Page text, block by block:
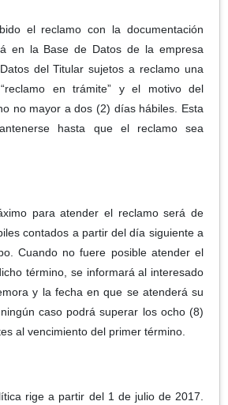
el reclamo con la documentación
en la Base de Datos de la empresa
del Titular sujetos a reclamo una
en trámite” y el motivo del
no mayor a dos (2) días hábiles. Esta
hasta que el reclamo sea
para atender el reclamo será de
contados a partir del día siguiente a
Cuando no fuere posible atender el
término, se informará al interesado
y la fecha en que se atenderá su
caso podrá superar los ocho (8)
al vencimiento del primer término.
rige a partir del 1 de julio de 2017.